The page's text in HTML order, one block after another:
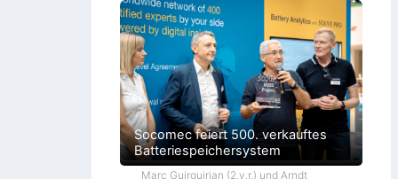
Socomec feiert 500. verkauftes
Batteriespeichersystem
Marc Guirguirian (2.v.r.) und Arndt